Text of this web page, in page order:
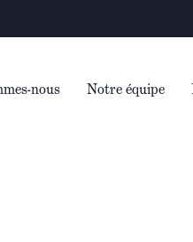
nous Notre équipe